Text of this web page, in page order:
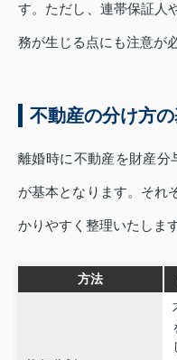
す。ただし、連帯保証人
務が生じる点にも注意が
不動産の分け方
離婚時に不動産を財産分
が基本となります。それ
かりやすく整理いたします
方法